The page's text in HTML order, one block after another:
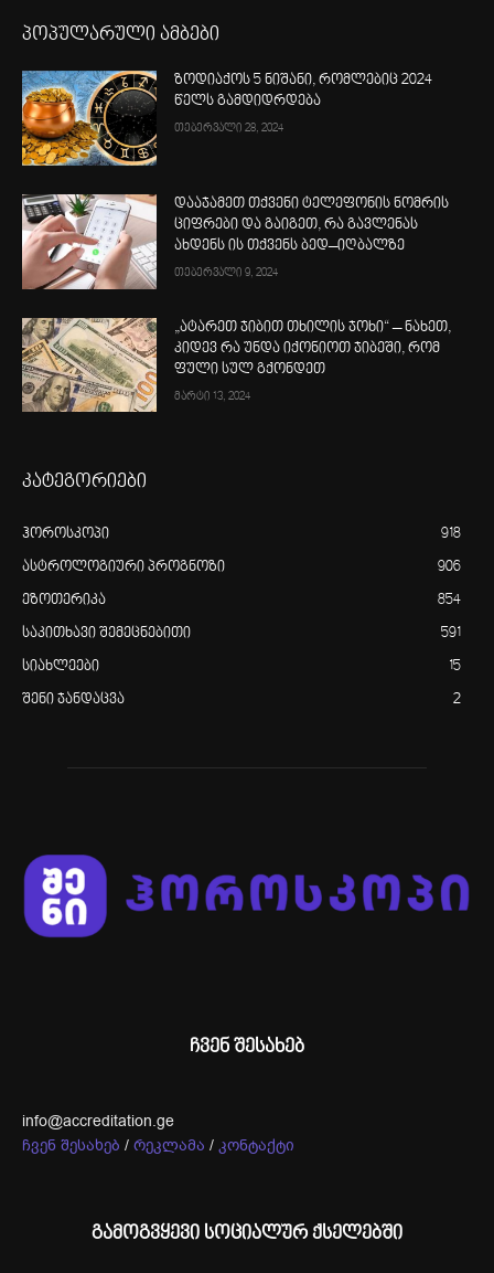
პოპულარული ამბები
ზოდიაქოს 5 ნიშანი, რომლებიც 2024
წელს გამდიდრდება
თებერვალი 28, 2024
დააჯამეთ თქვენი ტელეფონის ნომრის
ციფრები და გაიგეთ, რა გავლენას
ახდენს ის თქვენს ბედ–იღბალზე
თებერვალი 9, 2024
„ატარეთ ჯიბით თხილის ჯოხი“ – ნახეთ,
კიდევ რა უნდა იქონიოთ ჯიბეში, რომ
ფული სულ გქონდეთ
მარტი 13, 2024
კატეგორიები
ჰოროსკოპი 918
ასტროლოგიური პროგნოზი 906
ეზოთერიკა 854
საკითხავი შემეცნებითი 591
სიახლეები 15
შენი ჯანდაცვა 2
ჩვენ შესახებ
info@accreditation.ge
ჩვენ შესახებ / რეკლამა / კონტაქტი
გამოგვყევი სოციალურ ქსელებში